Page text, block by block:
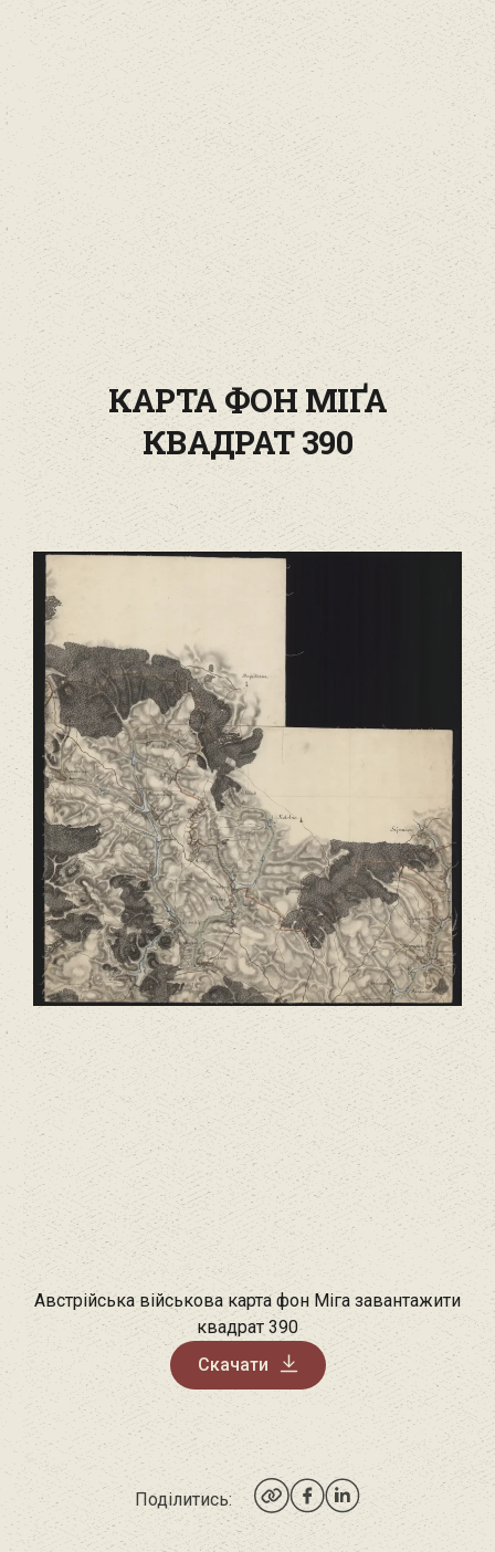
КАРТА ФОН МІҐА
КВАДРАТ 390
Австрійська військова карта фон Міга завантажити
квадрат 390
Скачати
Поділитись: